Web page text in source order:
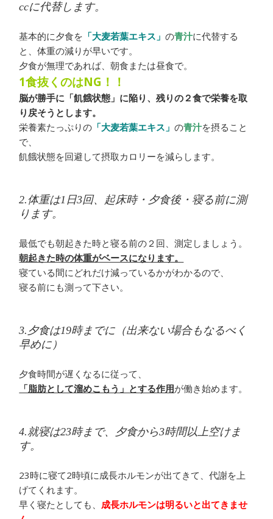
ccに代替します。
基本的に夕食を 「大麦若葉エキス」の青汁に代替する
と、体重の減りが早いです。
夕食が無理であれば、朝食または昼食で。
1食抜くのはNG！！
脳が勝手に「飢餓状態」に陥り、残りの２食で栄養を取
り戻そうとします。
栄養素たっぷりの 「大麦若葉エキス」の青汁を摂ること
で、
飢餓状態を回避して摂取カロリーを減らします。
2.体重は1日3回、起床時・夕食後・寝る前に測
ります。
最低でも朝起きた時と寝る前の２回、測定しましょう。
朝起きた時の体重がベースになります。
寝ている間にどれだけ減っているかがわかるので、
寝る前にも測って下さい。
3.夕食は19時までに（出来ない場合もなるべく
早めに）
夕食時間が遅くなるに従って、
「脂肪として溜めこもう」とする作用が働き始めます。
4.就寝は23時まで、夕食から3時間以上空けま
す。
23時に寝て2時頃に成長ホルモンが出てきて、代謝を上
げてくれます。
早く寝たとしても、 成長ホルモンは明るいと出てきませ